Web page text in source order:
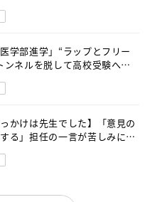
学部進学」“ラップとフリー
ンネルを脱して高校受験へ
っかけは先生でした】「意見の
る」担任の一言が苦しみに…